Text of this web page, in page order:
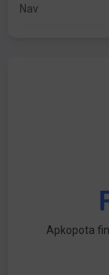
Nav
Apkopota